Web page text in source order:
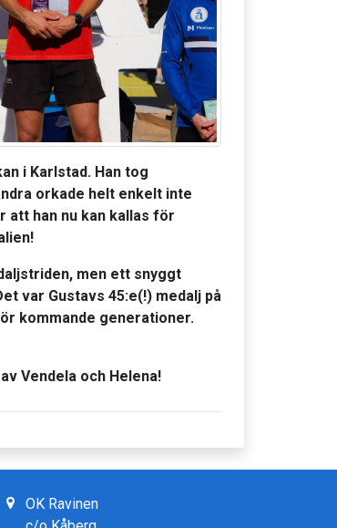
i Karlstad. Han tog
orkade helt enkelt inte
att han nu kan kallas för
men ett snyggt
var Gustavs 45:e(!) medalj på
kommande generationer.
Vendela och Helena!
OK Ravinen